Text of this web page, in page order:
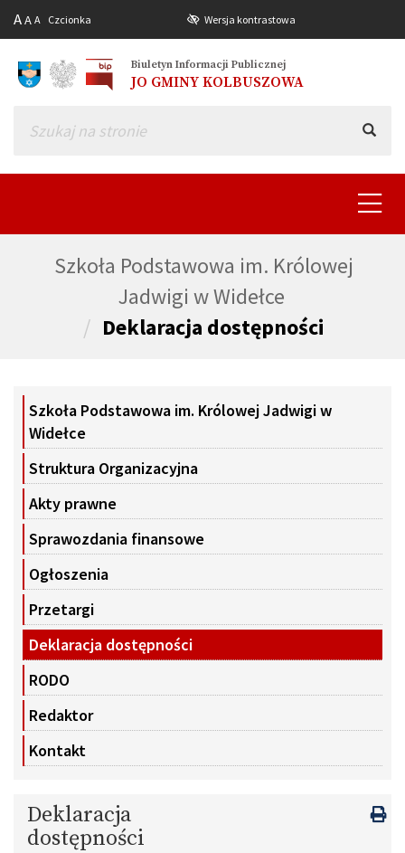
AA A Czcionka Wersja kontrastowa
Biuletyn Informacji Publicznej
JO GMINY KOLBUSZOWA
Toggle
Szkoła Podstawowa im. Królowej
Jadwigi w Widełce
Deklaracja dostępności
Szkoła Podstawowa im. Królowej Jadwigi w
Widełce
Struktura Organizacyjna
Akty prawne
Sprawozdania finansowe
Ogłoszenia
Przetargi
Deklaracja dostępności
RODO
Redaktor
Kontakt
Deklaracja
dostępności